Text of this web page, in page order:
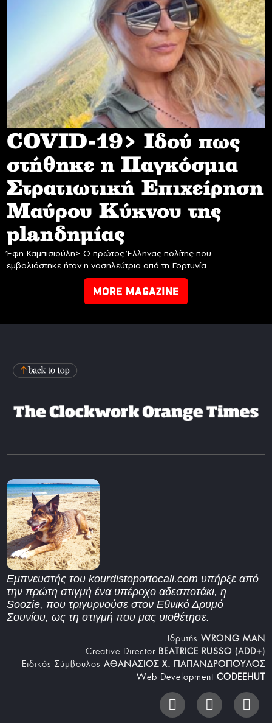
COVID-19> Iδού πως
στήθηκε η Παγκόσμια
Στρατιωτική Επιχείρηση
Mαύρου Κύκνου της
planδημίας
Έφη Καμπισιούλη> Ο πρώτος Έλληνας πολίτης που
εμβολιάστηκε ήταν η νοσηλεύτρια από τη Γορτυνία
MORE MAGAZINE
Εμπνευστής του kourdistoportocali.com υπήρξε από
την πρώτη στιγμή ένα υπέροχο αδεσποτάκι, η
Soozie, που τριγυρνούσε στον Εθνικό Δρυμό
Σουνίου, ως τη στιγμή που μας υιοθέτησε.
Iδρυτής WRONG MAN
Creative Director BEATRICE RUSSO (ADD+)
Ειδικός Σύμβουλος ΑΘΑΝΑΣΙΟΣ Χ. ΠΑΠΑΝΔΡΟΠΟΥΛΟΣ
Web Development CODEEHUT